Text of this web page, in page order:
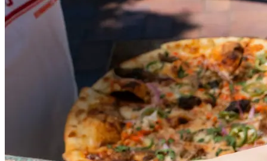
Welkom bij
Beachclub
Zand Erover
Bezoek onze prachtige locatie aan
de Baggelhuizerplas te Assen